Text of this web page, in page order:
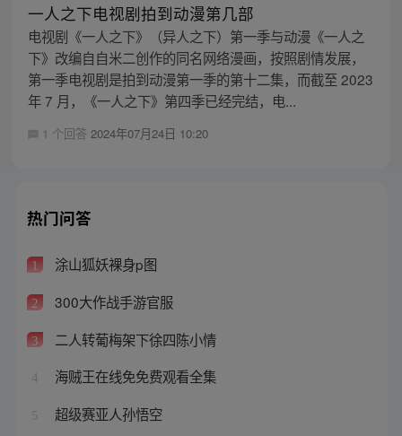
一人之下电视剧拍到动漫第几部
电视剧《一人之下》（异人之下）第一季与动漫《一人之
下》改编自自米二创作的同名网络漫画，按照剧情发展，
第一季电视剧是拍到动漫第一季的第十二集，而截至 2023
年 7 月，《一人之下》第四季已经完结，电...
1 个回答 2024年07月24日 10:20
热门问答
1 涂山狐妖裸身p图
2 300大作战手游官服
3 二人转葡梅架下徐四陈小情
4 海贼王在线免免费观看全集
5 超级赛亚人孙悟空